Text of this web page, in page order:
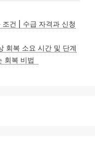
건 | 수급 자격과 신청
회복 소요 시간 및 단계
회복 비법